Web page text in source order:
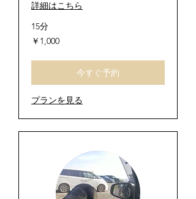
詳細はこちら
15分
1,000
円
￥1,000
今すぐ予約
プランを見る